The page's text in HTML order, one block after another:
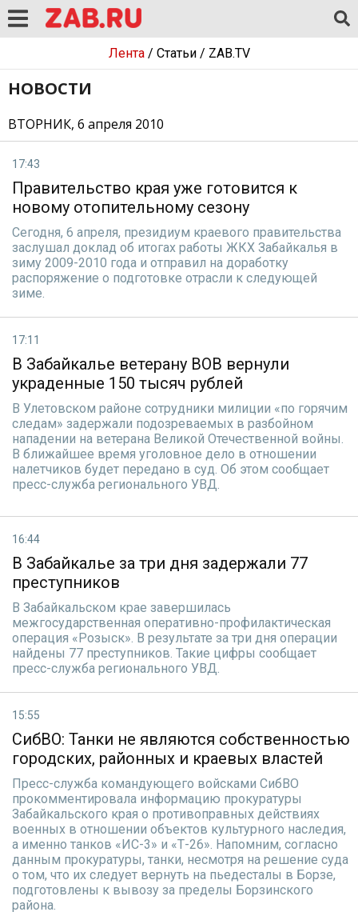
Лента/ Статьи/ ZAB.TV
НОВОСТИ
ВТОРНИК, 6 апреля 2010
17:43
Правительство края уже готовится к
новому отопительному сезону
Сегодня, 6 апреля, президиум краевого правительства
заслушал доклад об итогах работы ЖКХ Забайкалья в
зиму 2009-2010 года и отправил на доработку
распоряжение о подготовке отрасли к следующей
зиме.
17:11
В Забайкалье ветерану ВОВ вернули
украденные 150 тысяч рублей
В Улетовском районе сотрудники милиции «по горячим
следам» задержали подозреваемых в разбойном
нападении на ветерана Великой Отечественной войны.
В ближайшее время уголовное дело в отношении
налетчиков будет передано в суд. Об этом сообщает
пресс-служба регионального УВД.
16:44
В Забайкалье за три дня задержали 77
преступников
В Забайкальском крае завершилась
межгосударственная оперативно-профилактическая
операция «Розыск». В результате за три дня операции
найдены 77 преступников. Такие цифры сообщает
пресс-служба регионального УВД.
15:55
СибВО: Танки не являются собственностью
городских, районных и краевых властей
Пресс-служба командующего войсками СибВО
прокомментировала информацию прокуратуры
Забайкальского края о противоправных действиях
военных в отношении объектов культурного наследия,
а именно танков «ИС-3» и «Т-26». Напомним, согласно
данным прокуратуры, танки, несмотря на решение суда
о том, что их следует вернуть на пьедесталы в Борзе,
подготовлены к вывозу за пределы Борзинского
района.